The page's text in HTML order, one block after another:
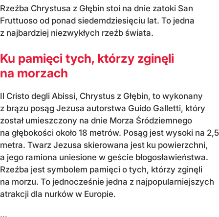
Rzeźba Chrystusa z Głębin stoi na dnie zatoki San
Fruttuoso od ponad siedemdziesięciu lat. To jedna
z najbardziej niezwykłych rzeźb świata.
Ku pamięci tych, którzy zginęli
na morzach
Il Cristo degli Abissi, Chrystus z Głębin, to wykonany
z brązu posąg Jezusa autorstwa Guido Galletti, który
został umieszczony na dnie Morza Śródziemnego
na głębokości około 18 metrów. Posąg jest wysoki na 2,5
metra. Twarz Jezusa skierowana jest ku powierzchni,
a jego ramiona uniesione w geście błogosławieństwa.
Rzeźba jest symbolem pamięci o tych, którzy zginęli
na morzu. To jednocześnie jedna z najpopularniejszych
atrakcji dla nurków w Europie.
...